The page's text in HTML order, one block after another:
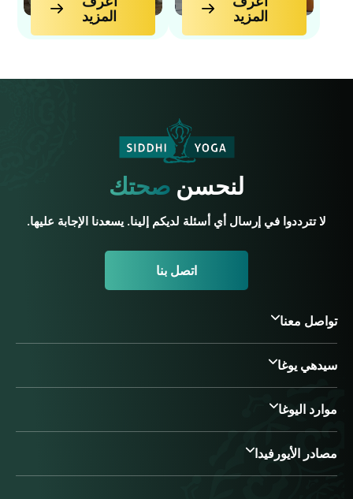
المزيد
المزيد
لنحسنصحتك
لا تترددوا في إرسال أي أسئلة لديكم إلينا. يسعدنا الإجابة عليها.
اتصل بنا
تواصل معنا
سيدهي يوغا
موارد اليوغا
مصادر الأيورفيدا